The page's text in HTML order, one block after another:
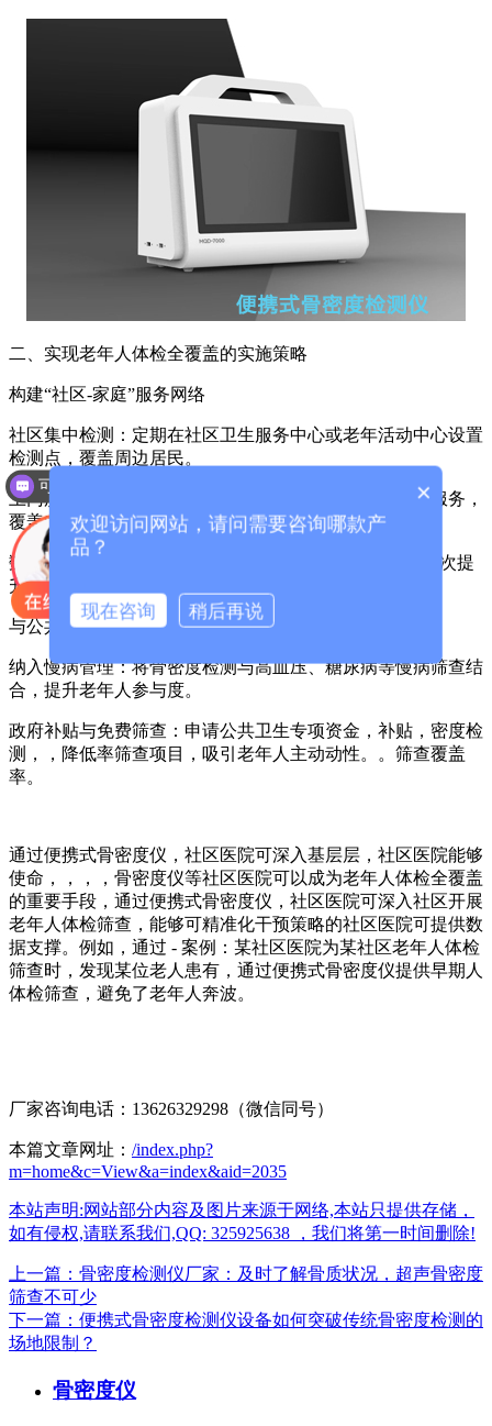
二、实现老年人体检全覆盖的实施策略
构建“社区-家庭”服务网络
社区集中检测：定期在社区卫生服务中心或老年活动中心设置
检测点，覆盖周边居民。
上门服务：针对行动不便的老年人，提供预约上门检测服务，
覆盖“最后一公里”。
数据示例：某社区医院通过上述模式，年检测量从500人次提
升至3000人次，覆盖率从10%增至60%。
与公共卫生项目结合
纳入慢病管理：将骨密度检测与高血压、糖尿病等慢病筛查结
合，提升老年人参与度。
政府补贴与免费筛查：申请公共卫生专项资金，补贴，密度检
测，，降低率筛查项目，吸引老年人主动动性。。筛查覆盖
率。
通过便携式骨密度仪，社区医院可深入基层层，社区医院能够
使命，，，，骨密度仪等社区医院可以成为老年人体检全覆盖
的重要手段，通过便携式骨密度仪，社区医院可深入社区开展
老年人体检筛查，能够可精准化干预策略的社区医院可提供数
据支撑。例如，通过 - 案例：某社区医院为某社区老年人体检
筛查时，发现某位老人患有，通过便携式骨密度仪提供早期人
体检筛查，避免了老年人奔波。
厂家咨询电话：13626329298（微信同号）
本篇文章网址： /index.php?
m=home&c=View&a=index&aid=2035
本站声明:网站部分内容及图片来源于网络,本站只提供存储，
如有侵权,请联系我们,QQ: 325925638 ，我们将第一时间删除!
上一篇：骨密度检测仪厂家：及时了解骨质状况，超声骨密度
筛查不可少
下一篇：便携式骨密度检测仪设备如何突破传统骨密度检测的
场地限制？
骨密度仪
×
欢迎访问网站，请问需要咨询哪款产
品？
现在咨询 稍后再说